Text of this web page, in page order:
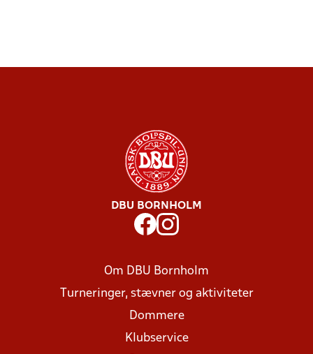
DBU BORNHOLM
Om DBU Bornholm
Turneringer, stævner og aktiviteter
Dommere
Klubservice